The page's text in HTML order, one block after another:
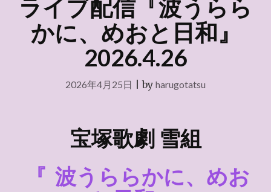
ライブ配信『波うらら
かに、めおと日和』
2026.4.26
2026年4月25日 |by harugotatsu
宝塚歌劇 雪組
『 波うららかに、めお